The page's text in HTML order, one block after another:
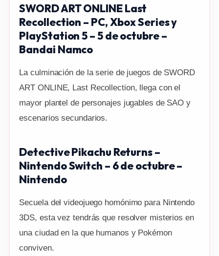
SWORD ART ONLINE Last
Recollection – PC, Xbox Series y
PlayStation 5 – 5 de octubre –
Bandai Namco
La culminación de la serie de juegos de SWORD
ART ONLINE, Last Recollection, llega con el
mayor plantel de personajes jugables de SAO y
escenarios secundarios.
Detective Pikachu Returns –
Nintendo Switch – 6 de octubre –
Nintendo
Secuela del videojuego homónimo para Nintendo
3DS, esta vez tendrás que resolver misterios en
una ciudad en la que humanos y Pokémon
conviven.